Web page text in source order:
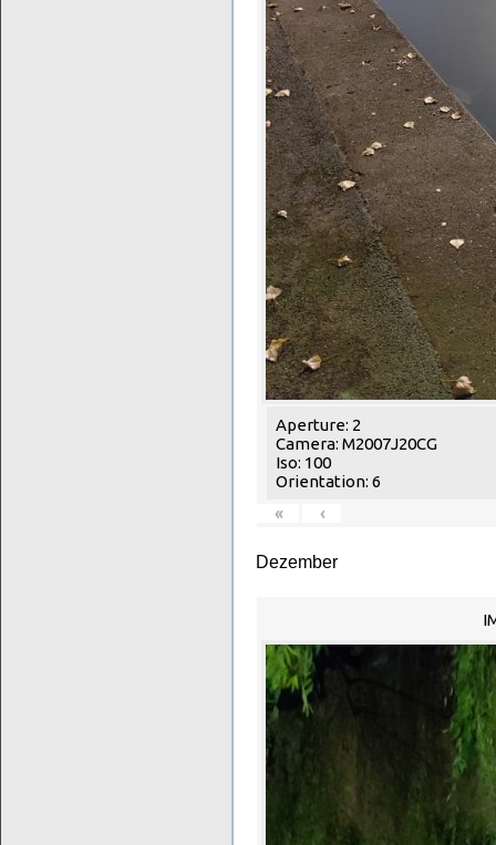
Aperture: 2
Camera: M2007J20CG
Iso: 100
Orientation: 6
«
‹
Dezember